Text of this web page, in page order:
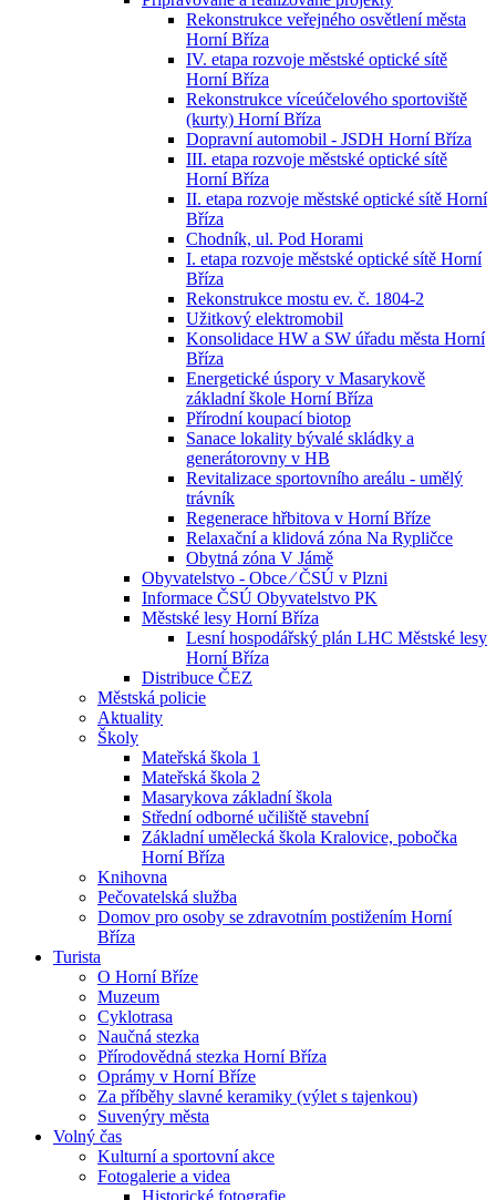
Rekonstrukce veřejného osvětlení města
Horní Bříza
IV. etapa rozvoje městské optické sítě
Horní Bříza
Rekonstrukce víceúčelového sportoviště
(kurty) Horní Bříza
Dopravní automobil - JSDH Horní Bříza
III. etapa rozvoje městské optické sítě
Horní Bříza
II. etapa rozvoje městské optické sítě Horní
Bříza
Chodník, ul. Pod Horami
I. etapa rozvoje městské optické sítě Horní
Bříza
Rekonstrukce mostu ev. č. 1804-2
Užitkový elektromobil
Konsolidace HW a SW úřadu města Horní
Bříza
Energetické úspory v Masarykově
základní škole Horní Bříza
Přírodní koupací biotop
Sanace lokality bývalé skládky a
generátorovny v HB
Revitalizace sportovního areálu - umělý
trávník
Regenerace hřbitova v Horní Bříze
Relaxační a klidová zóna Na Rypličce
Obytná zóna V Jámě
Obyvatelstvo - Obce ⁄ ČSÚ v Plzni
Informace ČSÚ Obyvatelstvo PK
Městské lesy Horní Bříza
Lesní hospodářský plán LHC Městské lesy
Horní Bříza
Distribuce ČEZ
Městská policie
Aktuality
Školy
Mateřská škola 1
Mateřská škola 2
Masarykova základní škola
Střední odborné učiliště stavební
Základní umělecká škola Kralovice, pobočka
Horní Bříza
Knihovna
Pečovatelská služba
Domov pro osoby se zdravotním postižením Horní
Bříza
Turista
O Horní Bříze
Muzeum
Cyklotrasa
Naučná stezka
Přírodovědná stezka Horní Bříza
Oprámy v Horní Bříze
Za příběhy slavné keramiky (výlet s tajenkou)
Suvenýry města
Volný čas
Kulturní a sportovní akce
Fotogalerie a videa
Historické fotografie